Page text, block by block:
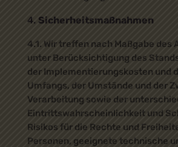
Sicherheitsmaßnahmen
4.1. Wir treffen nach Maßgabe des
unter Berücksichtigung des
der Implementierungskosten und
Umfangs, der Umstände und der
Verarbeitung sowie der
Eintrittswahrscheinlichkeit und
Risikos für die Rechte und
Personen, geeignete technische